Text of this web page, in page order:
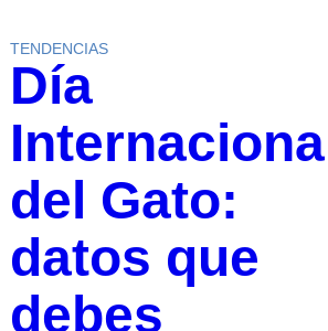
TENDENCIAS
Día
del Gato:
datos que
debes